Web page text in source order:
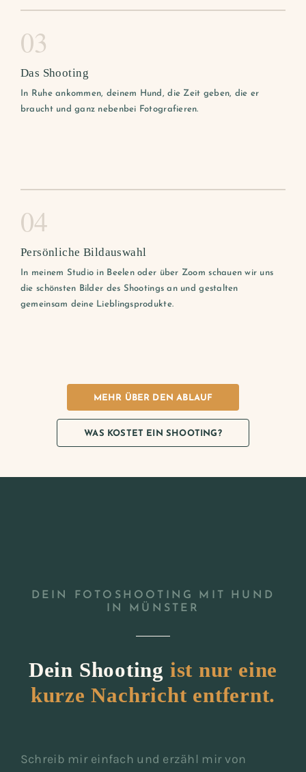
03
Das Shooting
In Ruhe ankommen, deinem Hund, die Zeit geben, die er
braucht und ganz nebenbei Fotografieren.
04
Persönliche Bildauswahl
In meinem Studio in Beelen oder über Zoom schauen wir uns
die schönsten Bilder des Shootings an und gestalten
gemeinsam deine Lieblingsprodukte.
MEHR ÜBER DEN ABLAUF
WAS KOSTET EIN SHOOTING?
DEIN FOTOSHOOTING MIT HUND
IN MÜNSTER
Dein Shooting ist nur eine
kurze Nachricht entfernt.
Schreib mir einfach und erzähl mir von